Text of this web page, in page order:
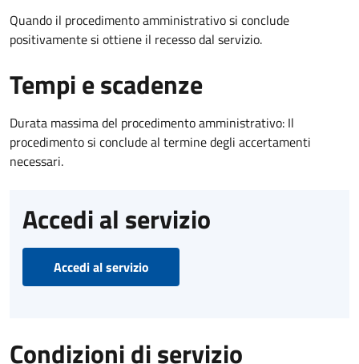
Quando il procedimento amministrativo si conclude
positivamente si ottiene il recesso dal servizio.
Tempi e scadenze
Durata massima del procedimento amministrativo: Il
procedimento si conclude al termine degli accertamenti
necessari.
Accedi al servizio
Accedi al servizio
Condizioni di servizio